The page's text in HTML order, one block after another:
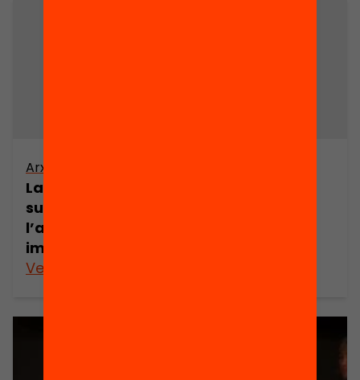
Arxiu
La col·laboració dels professionals de
suport extern a l’IES Poblenou en
l’acollida d’alumnat i famílies
immigrants
Veure’n més